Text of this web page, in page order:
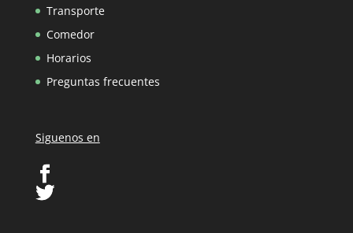
Transporte
Comedor
Horarios
Preguntas frecuentes
Siguenos en